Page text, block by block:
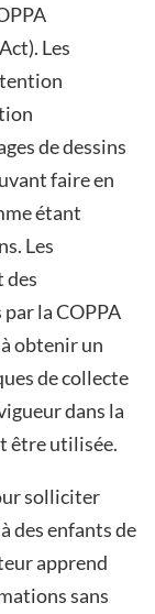
Les
de dessins
faire en
étant
Les
des
la COPPA
obtenir un
de collecte
dans la
être utilisée.
solliciter
des enfants de
apprend
sans